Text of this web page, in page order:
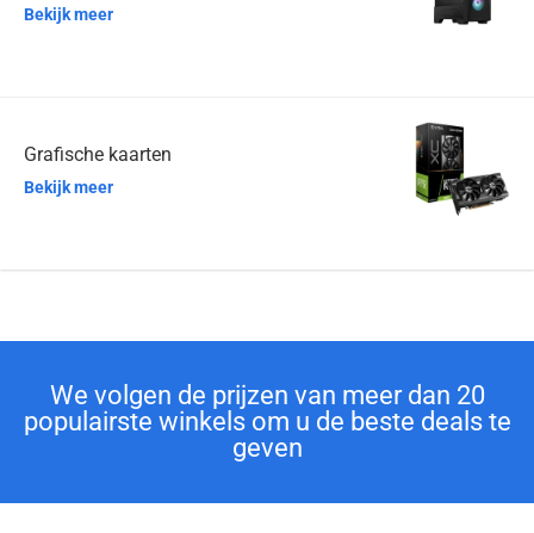
Bekijk meer
Grafische kaarten
Bekijk meer
We volgen de prijzen van meer dan 20
populairste winkels om u de beste deals te
geven